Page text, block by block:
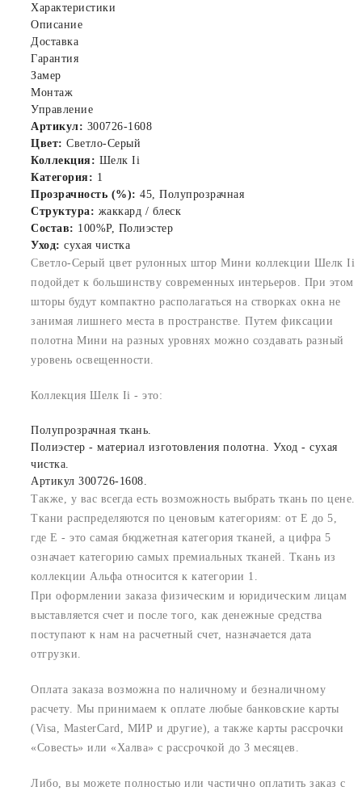
Характеристики
Описание
Доставка
Гарантия
Замер
Монтаж
Управление
Артикул: 300726-1608
Цвет: Светло-Серый
Коллекция: Шелк Ii
Категория: 1
Прозрачность (%): 45, Полупрозрачная
Структура: жаккард / блеск
Состав: 100%P, Полиэстер
Уход: сухая чистка
Светло-Серый цвет рулонных штор Мини коллекции Шелк Ii
подойдет к большинству современных интерьеров. При этом
шторы будут компактно располагаться на створках окна не
занимая лишнего места в пространстве. Путем фиксации
полотна Мини на разных уровнях можно создавать разный
уровень освещенности.
Коллекция Шелк Ii - это:
Полупрозрачная ткань.
Полиэстер - материал изготовления полотна. Уход - сухая
чистка.
Артикул 300726-1608.
Также, у вас всегда есть возможность выбрать ткань по цене.
Ткани распределяются по ценовым категориям: от E до 5,
где Е - это самая бюджетная категория тканей, а цифра 5
означает категорию самых премиальных тканей. Ткань из
коллекции Альфа относится к категории 1.
При оформлении заказа физическим и юридическим лицам
выставляется счет и после того, как денежные средства
поступают к нам на расчетный счет, назначается дата
отгрузки.
Оплата заказа возможна по наличному и безналичному
расчету. Мы принимаем к оплате любые банковские карты
(Visa, MasterCard, МИР и другие), а также карты рассрочки
«Совесть» или «Халва» с рассрочкой до 3 месяцев.
Либо, вы можете полностью или частично оплатить заказ с